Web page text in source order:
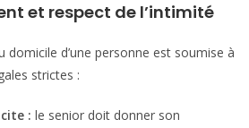
et respect de l’intimité
domicile d’une personne est soumise à
strictes :
: le senior doit donner son